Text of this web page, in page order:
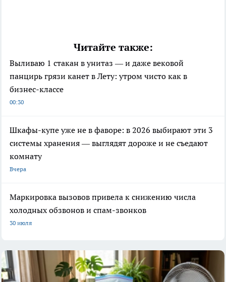
Читайте также:
Выливаю 1 стакан в унитаз — и даже вековой
панцирь грязи канет в Лету: утром чисто как в
бизнес-классе
00:30
Шкафы-купе уже не в фаворе: в 2026 выбирают эти 3
системы хранения — выглядят дороже и не съедают
комнату
Вчера
Маркировка вызовов привела к снижению числа
холодных обзвонов и спам-звонков
30 июля